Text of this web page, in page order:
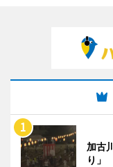
加古
り」